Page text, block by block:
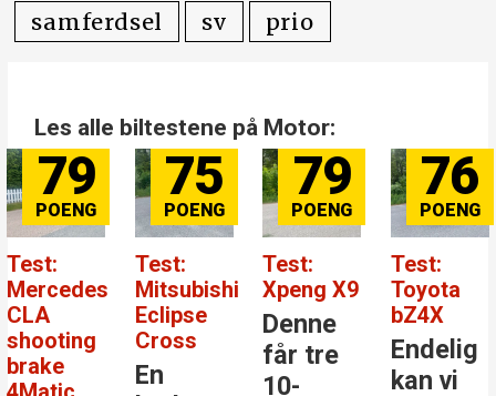
samferdsel
sv prio
Les alle biltestene på Motor:
79
Test:
Mercedes
CLA
shooting
brake
75
Test:
Mitsubishi
Eclipse
Cross
En
79
Test:
Xpeng X9
Denne
får tre
10-
76
Test:
Toyota
bZ4X
Endelig
kan vi